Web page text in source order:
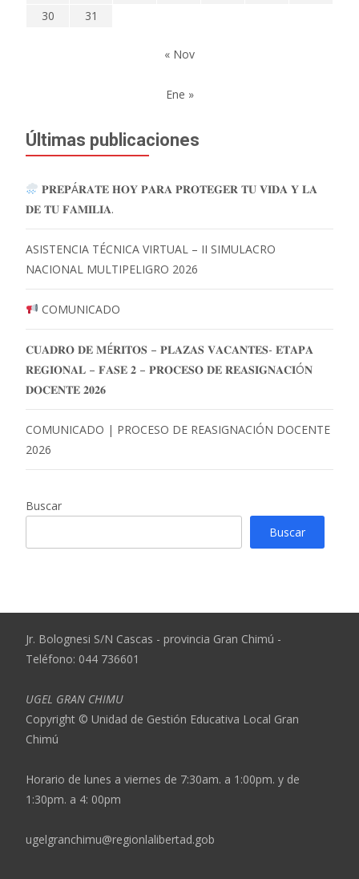
30
31
« Nov
Ene »
Últimas publicaciones
𝐏𝐑𝐄𝐏Á𝐑𝐀𝐓𝐄 𝐇𝐎𝐘 𝐏𝐀𝐑𝐀 𝐏𝐑𝐎𝐓𝐄𝐆𝐄𝐑 𝐓𝐔 𝐕𝐈𝐃𝐀 𝐘 𝐋𝐀
𝐃𝐄 𝐓𝐔 𝐅𝐀𝐌𝐈𝐋𝐈𝐀.
ASISTENCIA TÉCNICA VIRTUAL – II SIMULACRO
NACIONAL MULTIPELIGRO 2026
COMUNICADO
𝐂𝐔𝐀𝐃𝐑𝐎 𝐃𝐄 𝐌É𝐑𝐈𝐓𝐎𝐒 – 𝐏𝐋𝐀𝐙𝐀𝐒 𝐕𝐀𝐂𝐀𝐍𝐓𝐄𝐒- 𝐄𝐓𝐀𝐏𝐀
𝐑𝐄𝐆𝐈𝐎𝐍𝐀𝐋 – 𝐅𝐀𝐒𝐄 𝟐 – 𝐏𝐑𝐎𝐂𝐄𝐒𝐎 𝐃𝐄 𝐑𝐄𝐀𝐒𝐈𝐆𝐍𝐀𝐂𝐈Ó𝐍
𝐃𝐎𝐂𝐄𝐍𝐓𝐄 𝟐𝟎𝟐𝟔
COMUNICADO | PROCESO DE REASIGNACIÓN DOCENTE
2026
Buscar
Buscar
Jr. Bolognesi S/N Cascas - provincia Gran Chimú -
Teléfono: 044 736601
UGEL GRAN CHIMU
Copyright © Unidad de Gestión Educativa Local Gran
Chimú
Horario de lunes a viernes de 7:30am. a 1:00pm. y de
1:30pm. a 4: 00pm
ugelgranchimu@regionlalibertad.gob